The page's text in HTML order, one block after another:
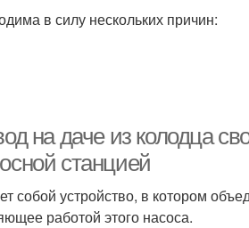
в силу нескольких причин:
на даче из колодца
станцией
собой устройство, в котором
работой этого насоса.